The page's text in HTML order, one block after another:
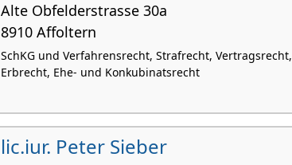
Alte Obfelderstrasse 30a
8910 Affoltern
SchKG und Verfahrensrecht, Strafrecht, Vertragsrecht,
Erbrecht, Ehe- und Konkubinatsrecht
lic.iur. Peter Sieber